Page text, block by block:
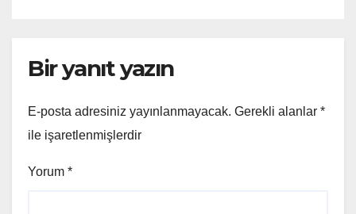
Bir yanıt yazın
E-posta adresiniz yayınlanmayacak. Gerekli alanlar *
ile işaretlenmişlerdir
Yorum *